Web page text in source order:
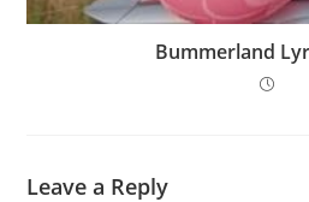
Bummerland
Leave a Reply